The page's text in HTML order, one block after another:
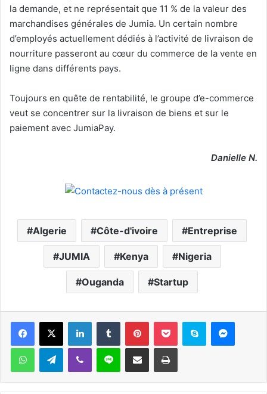
la demande, et ne représentait que 11 % de la valeur des
marchandises générales de Jumia. Un certain nombre
d’employés actuellement dédiés à l’activité de livraison de
nourriture passeront au cœur du commerce de la vente en
ligne dans différents pays.
Toujours en quête de rentabilité, le groupe d’e-commerce
veut se concentrer sur la livraison de biens et sur le
paiement avec JumiaPay.
Danielle N.
Algerie Côte-d'ivoire Entreprise
JUMIA Kenya Nigeria
Ouganda Startup
Facebook
X LinkedinTumblr PinterestPocket Skype
WhatsAppTelegramViber Ligne Partager par email Imprimer